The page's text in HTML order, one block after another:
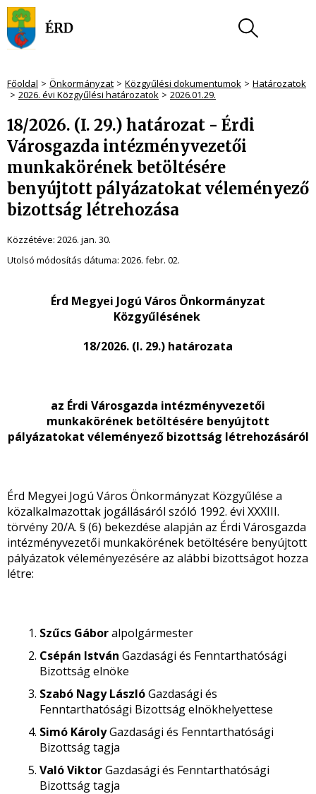
Főoldal Önkormányzat Közgyűlési dokumentumok
Határozatok
2026. évi Közgyűlési határozatok
2026.01.29.
18/2026. (I. 29.) határozat - Érdi
Városgazda intézményvezetői
munkakörének betöltésére
benyújtott pályázatokat véleményező
bizottság létrehozása
Közzétéve: 2026. jan. 30.
Utolsó módosítás dátuma: 2026. febr. 02.
Érd Megyei Jogú Város Önkormányzat
Közgyűlésének
18/2026. (I. 29.) határozata
az Érdi Városgazda intézményvezetői
munkakörének betöltésére benyújtott
pályázatokat véleményező bizottság létrehozásáról
Érd Megyei Jogú Város Önkormányzat Közgyűlése a
közalkalmazottak jogállásáról szóló 1992. évi XXXIII.
törvény 20/A. § (6) bekezdése alapján az Érdi Városgazda
intézményvezetői munkakörének betöltésére benyújtott
pályázatok véleményezésére az alábbi bizottságot hozza
létre:
Szűcs Gáboralpolgármester
Csépán István Gazdasági és Fenntarthatósági
Bizottság elnöke
Szabó Nagy LászlóGazdasági és
Fenntarthatósági Bizottság elnökhelyettese
Simó KárolyGazdasági és Fenntarthatósági
Bizottság tagja
Való ViktorGazdasági és Fenntarthatósági
Bizottság tagja